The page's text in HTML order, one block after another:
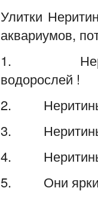
Улитки
аквариумов,
1.
водорослей !
2. Неритины
3. Неритины
4. Неритины
5. Они яркие,